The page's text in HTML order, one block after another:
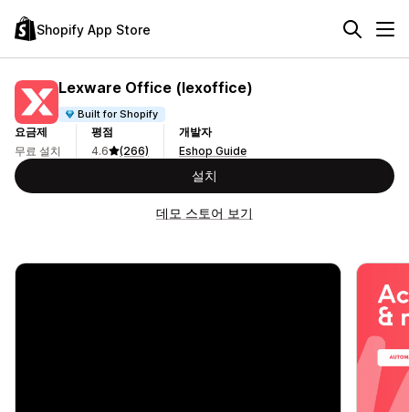
Shopify App Store
Lexware Office (lexoffice)
Built for Shopify
요금제
무료 설치
평점
4.6
(266)
개발자
Eshop Guide
설치
데모 스토어 보기